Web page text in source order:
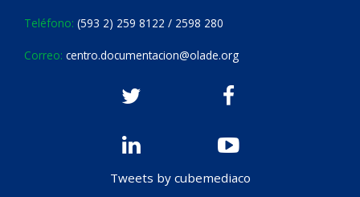
Teléfono: (593 2) 259 8122 / 2598 280
Correo: centro.documentacion@olade.org
Tweets by cubemediaco